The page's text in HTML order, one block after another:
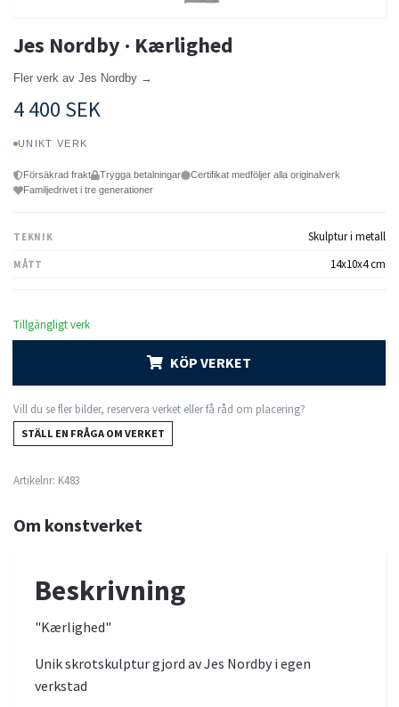
Jes Nordby · Kærlighed
Fler verk av Jes Nordby →
4 400 SEK
UNIKT VERK
Försäkrad frakt Trygga betalningar
Certifikat medföljer alla originalverk
Familjedrivet i tre generationer
TEKNIK Skulptur i metall
MÅTT 14x10x4 cm
Tillgängligt verk
KÖP VERKET
Vill du se fler bilder, reservera verket eller få råd om placering?
STÄLL EN FRÅGA OM VERKET
Artikelnr: K483
Om konstverket
Beskrivning
"Kærlighed"
Unik skrotskulptur gjord av Jes Nordby i egen
verkstad